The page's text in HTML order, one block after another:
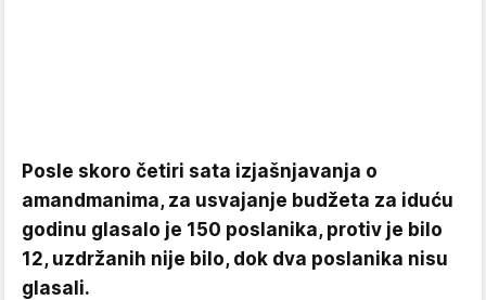
Posle skoro četiri sata izjašnjavanja o
amandmanima, za usvajanje budžeta za iduću
godinu glasalo je 150 poslanika, protiv je bilo
12, uzdržanih nije bilo, dok dva poslanika nisu
glasali.